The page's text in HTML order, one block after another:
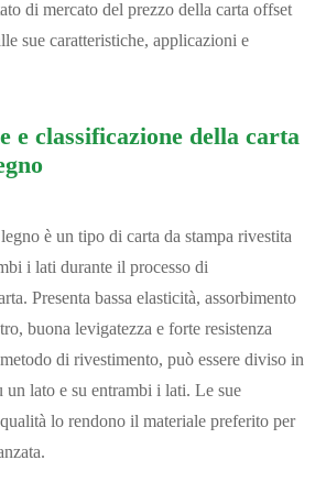
di mercato del prezzo della carta offset
sue caratteristiche, applicazioni e
e classificazione della carta
è un tipo di carta da stampa rivestita
i lati durante il processo di
Presenta bassa elasticità, assorbimento
buona levigatezza e forte resistenza
di rivestimento, può essere diviso in
lato e su entrambi i lati. Le sue
lo rendono il materiale preferito per